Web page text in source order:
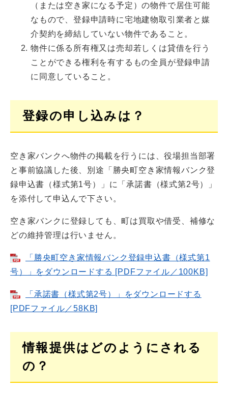
（または空き家になる予定）の物件で居住可能
なもので、登録申請時に宅地建物取引業者と媒
介契約を締結していない物件であること。
物件に係る所有権又は売却若しくは貸借を行う
ことができる権利を有するもの全員が登録申請
に同意していること。
登録の申し込みは？
空き家バンクへ物件の掲載を行うには、役場担当部署
と事前協議した後、別途「勝央町空き家情報バンク登
録申込書（様式第1号）」に「承諾書（様式第2号）」
を添付して申込んで下さい。
空き家バンクに登録しても、町は買取や借受、補修な
どの維持管理は行いません。
「勝央町空き家情報バンク登録申込書（様式第1
号）」をダウンロードする [PDFファイル／100KB]
「承諾書（様式第2号）」をダウンロードする
[PDFファイル／58KB]
情報提供はどのようにされる
の？